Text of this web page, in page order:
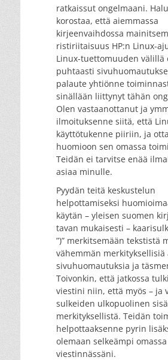
ratkaissut ongelmaani.
korostaa, että aiemmassa
kirjeenvaihdossa
ristiriitaisuus HP:n Linux-
Linux-tuettomuuden välillä
puhtaasti
palaute yhtiönne
sinällään liittynyt tähän
Olen vastaanottanut ja
ilmoituksenne siitä, että
käyttötukenne piiriin, ja
huomioon sen omassa
Teidän ei tarvitse enää
asiaa minulle.
Pyydän teitä keskustelun
helpottamiseksi
käytän – yleisen suomen
tavan mukaisesti –
”)” merkitsemään tekstistä
vähemmän merkityksellisiä
sivuhuomautuksia ja
Toivonkin, että jatkossa
viestini niin, että myös – ja
sulkeiden ulkopuolinen
merkityksellistä. Teidän
helpottaaksenne pyrin
olemaan selkeämpi omassa
viestinnässäni.